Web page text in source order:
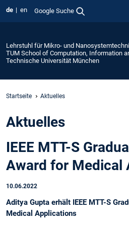
de en Google Suche
Lehrstuhl für Mikro- und
TUM School of Computation, Information
Technische Universität München
Startseite Aktuelles
Aktuelles
IEEE MTT-S
Award for Medical
10.06.2022
Aditya Gupta erhält IEEE MTT-S
Medical Applications